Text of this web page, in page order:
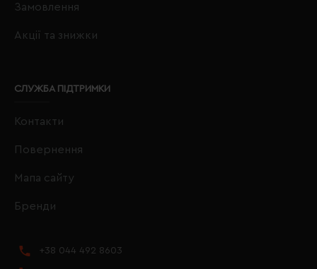
Замовлення
Акції та знижки
СЛУЖБА ПІДТРИМКИ
Контакти
Повернення
Мапа сайту
Бренди
+38 044 492 8603